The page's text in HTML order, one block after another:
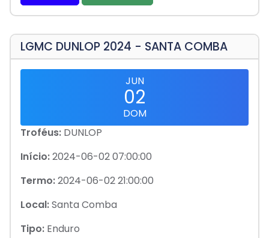
LGMC DUNLOP 2024 - SANTA COMBA
JUN
02
DOM
Troféus: DUNLOP
Início:2024-06-02 07:00:00
Termo:2024-06-02 21:00:00
Local:Santa Comba
Tipo: Enduro